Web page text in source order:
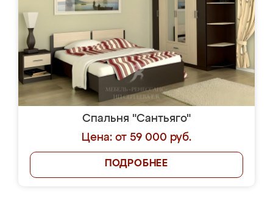
Спальня "Сантьяго"
Цена: от 59 000 руб.
ПОДРОБНЕЕ